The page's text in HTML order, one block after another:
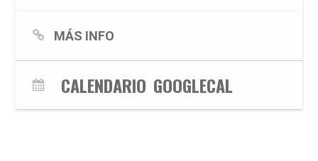
MÁS INFO
CALENDARIO GOOGLECAL